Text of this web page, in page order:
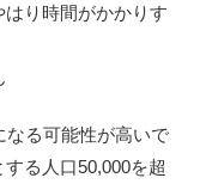
り時間がかかりす
なる可能性が高いで
る人口50,000を超